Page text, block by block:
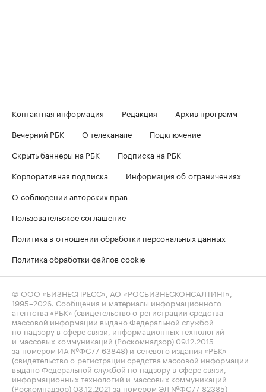
Контактная информация Редакция
Архив программ
Вечерний РБК
О телеканале
Подключение
Скрыть баннеры на РБК
Подписка на РБК
Корпоративная подписка
Информация об ограничениях
О соблюдении авторских прав
Пользовательское соглашение
Политика в отношении обработки персональных данных
Политика обработки файлов cookie
© ООО «БИЗНЕСПРЕСС», АО «РОСБИЗНЕСКОНСАЛТИНГ»,
1995–2026. Сообщения и материалы информационного
агентства «РБК» (свидетельство о регистрации средства
массовой информации выдано Федеральной службой
по надзору в сфере связи, информационных технологий
и массовых коммуникаций (Роскомнадзор) 09.12.2015
за номером ИА №ФС77-63848) и сетевого издания «РБК»
(свидетельство о регистрации средства массовой информации
выдано Федеральной службой по надзору в сфере связи,
информационных технологий и массовых коммуникаций
(Роскомнадзор) 03.12.2021 за номером ЭЛ №ФС77-82385)